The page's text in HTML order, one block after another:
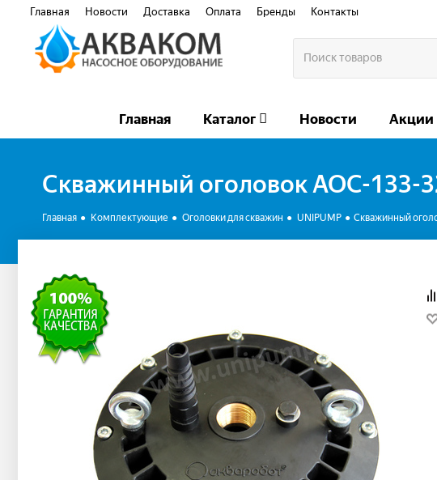
Главная Новости Доставка Оплата Бренды Контакты
Главная Каталог Новости Акции
Скважинный оголовок АОС-133-
Главная Комплектующие Оголовки для скважин UNIPUMP Скважинный